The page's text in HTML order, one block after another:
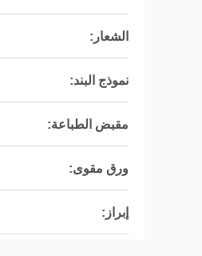
الشعار:
نموذج البند:
مقبض الطباعة:
ورق مقوى:
إبراز: